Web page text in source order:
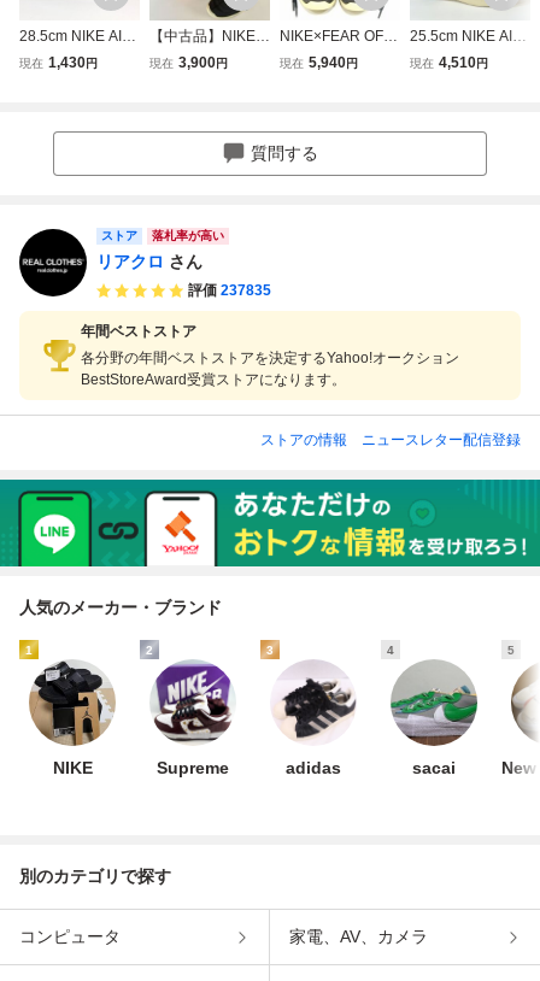
28.5cm NIKE AIR
SHOOT AROUND
現在 1,430円
【中古品】NIKE A
IR/FEAR OF GOD
現在 3,900円
NIKE×FEAR OF G
OD/ナイキ×フィア
ーカー ブラック
現在 5,940円
25.5cm NIKE AIR
FEAR OF GOD 1
現在 4,510円
質問する
ストア 落札率が高い
リアクロ さん
評価 237835
年間ベストストア
各分野の年間ベストストアを決定するYahoo!オークション
BestStoreAward受賞ストアになります。
ストアの情報 ニュースレター配信登録
人気のメーカー・ブランド
1
NIKE
2
Supreme
3
adidas
4
sacai
5
別のカテゴリで探す
コンピュータ 家電、AV、カメラ